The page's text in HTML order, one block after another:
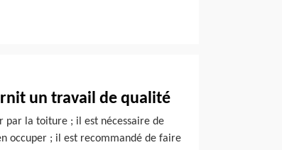
un travail de qualité
par la toiture ; il est nécessaire de
occuper ; il est recommandé de faire